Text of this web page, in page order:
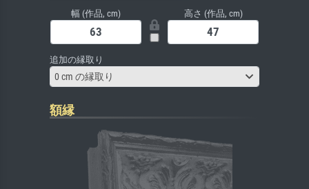
幅 (作品, cm) 高さ (作品, cm)
追加の縁取り
0 cm の縁取り
額縁